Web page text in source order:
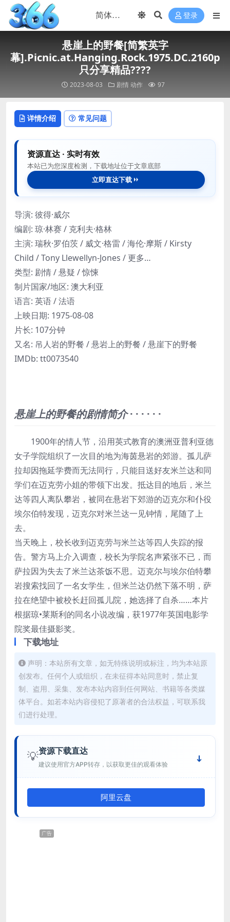
登录
悬崖上的野餐[简繁英字
幕].Picnic.at.Hanging.Rock.1975.DC.2160p
只分享精品????
2023-08-03 剧情 动作 97
详情介绍 常见问题
资源直达 · 实时有效
本站已为您深度检测，下载地址位于文章底部
立即直达下载
导演: 彼得·威尔
编剧: 琼·林赛 / 克利夫·格林
主演: 瑞秋·罗伯茨 / 威文·格雷 / 海伦·摩斯 / Kirsty
Child / Tony Llewellyn-Jones / 更多…
类型: 剧情 / 悬疑 / 惊悚
制片国家/地区: 澳大利亚
语言: 英语 / 法语
上映日期: 1975-08-08
片长: 107分钟
又名: 吊人岩的野餐 / 悬岩上的野餐 / 悬崖下的野餐
IMDb: tt0073540
悬崖上的野餐的剧情简介· · · · · ·
1900年的情人节，沿用英式教育的澳洲亚普利亚德
女子学院组织了一次目的地为海茵悬岩的郊游。孤儿萨
拉却因拖延学费而无法同行，只能目送好友米兰达和同
学们在迈克劳小姐的带领下出发。抵达目的地后，米兰
达等四人离队攀岩，被同在悬岩下郊游的迈克尔和仆役
埃尔伯特发现，迈克尔对米兰达一见钟情，尾随了上
去。
当天晚上，校长收到迈克劳与米兰达等四人失踪的报
告。警方马上介入调查，校长为学院名声紧张不已，而
萨拉因为失去了米兰达茶饭不思。迈克尔与埃尔伯特攀
岩搜索找回了一名女学生，但米兰达仍然下落不明，萨
拉在绝望中被校长赶回孤儿院，她选择了自杀……本片
根据琼•莱斯利的同名小说改编，获1977年英国电影学
院奖最佳摄影奖。
下载地址
声明：本站所有文章，如无特殊说明或标注，均为本站原
创发布。任何个人或组织，在未征得本站同意时，禁止复
制、盗用、采集、发布本站内容到任何网站、书籍等各类媒
体平台。如若本站内容侵犯了原著者的合法权益，可联系我
们进行处理。
💡资源下载直达
建议使用官方APP转存，以获取更佳的观看体验
阿里云盘
广告